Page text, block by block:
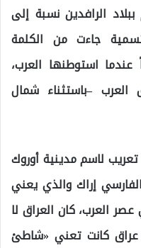
الرافدين نسبة إلى
جاءت من الكلمة
عندما استوطنها العرب،
–باستثناء شمال
لاسم مدينية أوروك
إراك والذي يعني
العرب، كان العراق لا
كانت تعني «شاطئ